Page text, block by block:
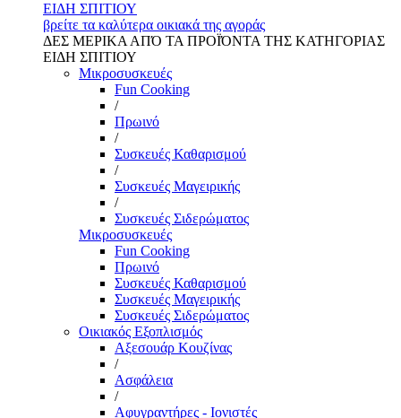
ΕΙΔΗ ΣΠΙΤΙΟΥ
βρείτε τα καλύτερα οικιακά της αγοράς
ΔΕΣ ΜΕΡΙΚΑ ΑΠΌ ΤΑ ΠΡΟΪΌΝΤΑ ΤΗΣ ΚΑΤΗΓΟΡΙΑΣ
ΕΙΔΗ ΣΠΙΤΙΟΥ
Μικροσυσκευές
Fun Cooking
/
Πρωινό
/
Συσκευές Καθαρισμού
/
Συσκευές Μαγειρικής
/
Συσκευές Σιδερώματος
Μικροσυσκευές
Fun Cooking
Πρωινό
Συσκευές Καθαρισμού
Συσκευές Μαγειρικής
Συσκευές Σιδερώματος
Οικιακός Εξοπλισμός
Αξεσουάρ Κουζίνας
/
Ασφάλεια
/
Αφυγραντήρες - Ιονιστές